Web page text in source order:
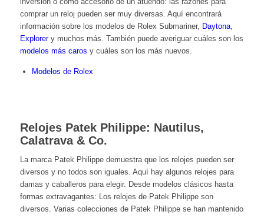
comprar un reloj pueden ser muy diversas. Aquí encontrará
información sobre los modelos de Rolex Submariner, Daytona,
Explorery muchos más. También puede averiguar cuáles son los
modelos más caros y cuáles son los más nuevos.
Modelos de Rolex
Relojes Patek Philippe: Nautilus,
Calatrava & Co.
La marca Patek Philippe demuestra que los relojes pueden ser
diversos y no todos son iguales. Aquí hay algunos relojes para
damas y caballeros para elegir. Desde modelos clásicos hasta
formas extravagantes: Los relojes de Patek Philippe son
diversos. Varias colecciones de Patek Philippe se han mantenido